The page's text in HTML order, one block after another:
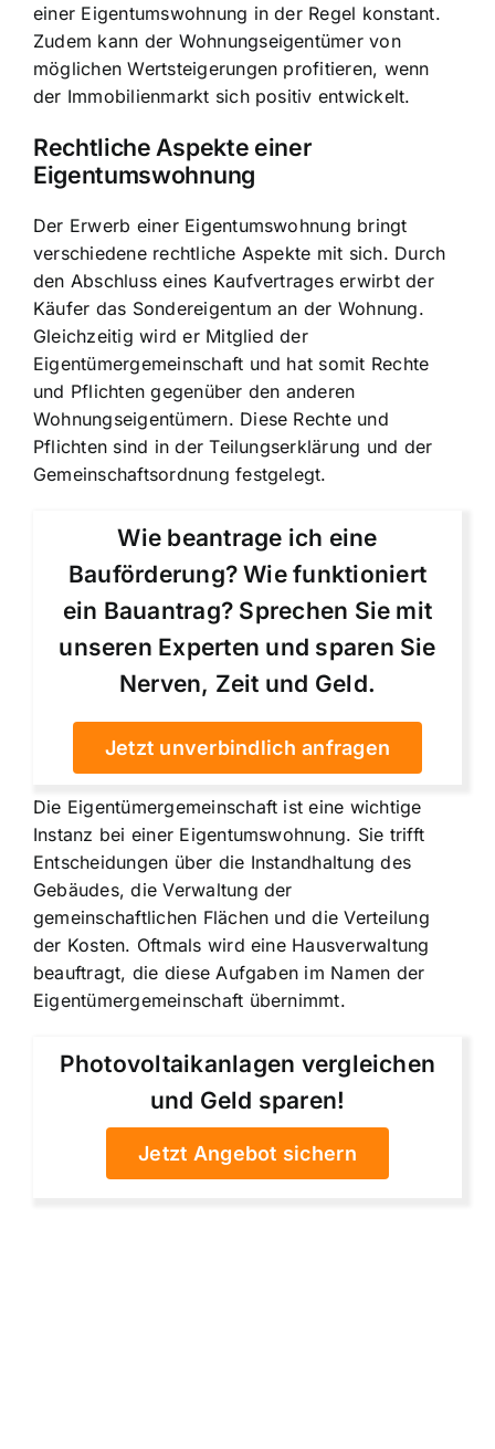
einer Eigentumswohnung in der Regel konstant.
Zudem kann der Wohnungseigentümer von
möglichen Wertsteigerungen profitieren, wenn
der Immobilienmarkt sich positiv entwickelt.
Rechtliche Aspekte einer
Eigentumswohnung
Der Erwerb einer Eigentumswohnung bringt
verschiedene rechtliche Aspekte mit sich. Durch
den Abschluss eines Kaufvertrages erwirbt der
Käufer das Sondereigentum an der Wohnung.
Gleichzeitig wird er Mitglied der
Eigentümergemeinschaft und hat somit Rechte
und Pflichten gegenüber den anderen
Wohnungseigentümern. Diese Rechte und
Pflichten sind in der Teilungserklärung und der
Gemeinschaftsordnung festgelegt.
Wie beantrage ich eine
Bauförderung? Wie funktioniert
ein Bauantrag? Sprechen Sie mit
unseren Experten und sparen Sie
Nerven, Zeit und Geld.
Jetzt unverbindlich anfragen
Die Eigentümergemeinschaft ist eine wichtige
Instanz bei einer Eigentumswohnung. Sie trifft
Entscheidungen über die Instandhaltung des
Gebäudes, die Verwaltung der
gemeinschaftlichen Flächen und die Verteilung
der Kosten. Oftmals wird eine Hausverwaltung
beauftragt, die diese Aufgaben im Namen der
Eigentümergemeinschaft übernimmt.
Photovoltaikanlagen vergleichen
und Geld sparen!
Jetzt Angebot sichern